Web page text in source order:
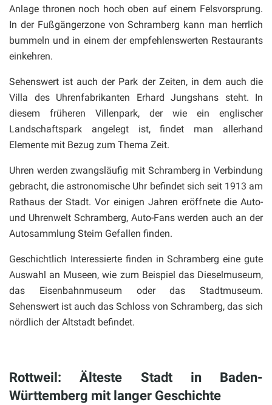
Anlage thronen noch hoch oben auf einem Felsvorsprung.
In der Fußgängerzone von Schramberg kann man herrlich
bummeln und in einem der empfehlenswerten Restaurants
einkehren.
Sehenswert ist auch der Park der Zeiten, in dem auch die
Villa des Uhrenfabrikanten Erhard Jungshans steht. In
diesem früheren Villenpark, der wie ein englischer
Landschaftspark angelegt ist, findet man allerhand
Elemente mit Bezug zum Thema Zeit.
Uhren werden zwangsläufig mit Schramberg in Verbindung
gebracht, die astronomische Uhr befindet sich seit 1913 am
Rathaus der Stadt. Vor einigen Jahren eröffnete die Auto-
und Uhrenwelt Schramberg, Auto-Fans werden auch an der
Autosammlung Steim Gefallen finden.
Geschichtlich Interessierte finden in Schramberg eine gute
Auswahl an Museen, wie zum Beispiel das Dieselmuseum,
das Eisenbahnmuseum oder das Stadtmuseum.
Sehenswert ist auch das Schloss von Schramberg, das sich
nördlich der Altstadt befindet.
Rottweil: Älteste Stadt in Baden-
Württemberg mit langer Geschichte